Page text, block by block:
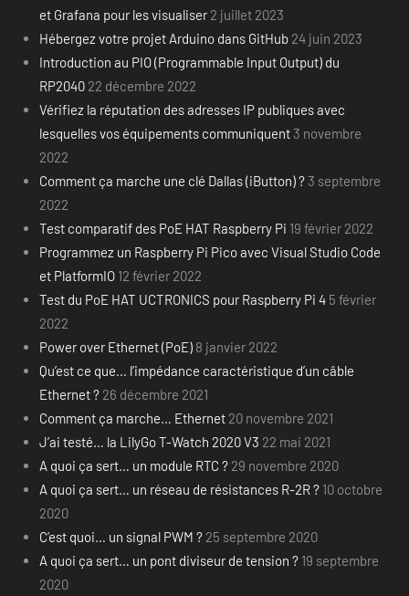
et Grafana pour les visualiser 2 juillet 2023
Hébergez votre projet Arduino dans GitHub 24 juin 2023
Introduction au PIO (Programmable Input Output) du
RP2040 22 décembre 2022
Vérifiez la réputation des adresses IP publiques avec
lesquelles vos équipements communiquent 3 novembre
2022
Comment ça marche une clé Dallas (iButton) ? 3 septembre
2022
Test comparatif des PoE HAT Raspberry Pi 19 février 2022
Programmez un Raspberry Pi Pico avec Visual Studio Code
et PlatformIO 12 février 2022
Test du PoE HAT UCTRONICS pour Raspberry Pi 4 5 février
2022
Power over Ethernet (PoE) 8 janvier 2022
Qu’est ce que… l’impédance caractéristique d’un câble
Ethernet ? 26 décembre 2021
Comment ça marche… Ethernet 20 novembre 2021
J’ai testé… la LilyGo T-Watch 2020 V3 22 mai 2021
A quoi ça sert… un module RTC ? 29 novembre 2020
A quoi ça sert… un réseau de résistances R-2R ? 10 octobre
2020
C’est quoi… un signal PWM ? 25 septembre 2020
A quoi ça sert… un pont diviseur de tension ? 19 septembre
2020